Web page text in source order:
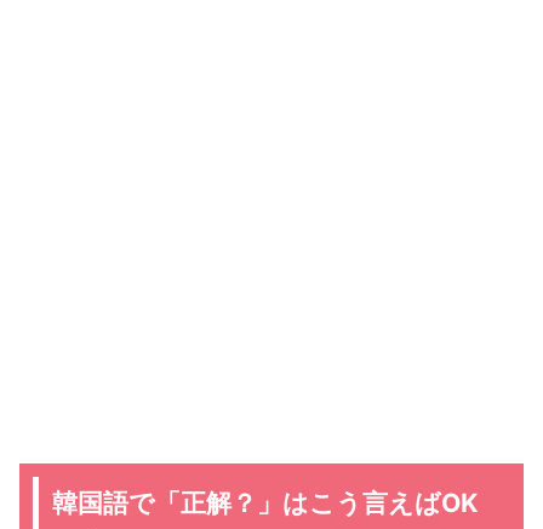
韓国語で「正解？」はこう言えばOK